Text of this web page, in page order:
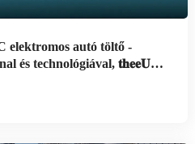
elektromos autó töltő -
és technológiával, 𝐭𝐡𝐞𝐞𝐔𝐊